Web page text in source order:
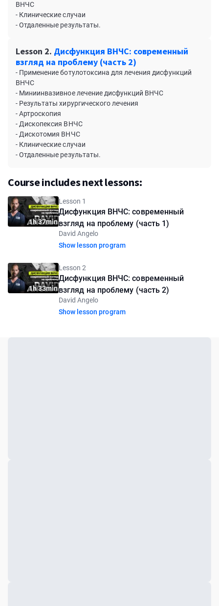
ВНЧС
- Клинические случаи
- Отдаленные результаты.
Lesson 2. Дисфункция ВНЧС: современный
взгляд на проблему (часть 2)
- Применение ботулотоксина для лечения дисфункций
ВНЧС
- Миниинвазивное лечение дисфункций ВНЧС
- Результаты хирургического лечения
- Артроскопия
- Дископексия ВНЧС
- Дискотомия ВНЧС
- Клинические случаи
- Отдаленные результаты.
Course includes next lessons:
1h 37min
Lesson 1
Дисфункция ВНЧС: современный
взгляд на проблему (часть 1)
David Angelo
Show lesson program
1h 33min
Lesson 2
Дисфункция ВНЧС: современный
взгляд на проблему (часть 2)
David Angelo
Show lesson program